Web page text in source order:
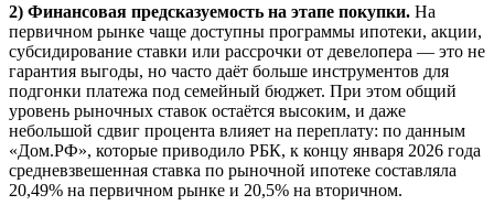
2) Финансовая предсказуемость на этапе покупки. На
первичном рынке чаще доступны программы ипотеки, акции,
субсидирование ставки или рассрочки от девелопера — это не
гарантия выгоды, но часто даёт больше инструментов для
подгонки платежа под семейный бюджет. При этом общий
уровень рыночных ставок остаётся высоким, и даже
небольшой сдвиг процента влияет на переплату: по данным
«Дом.РФ», которые приводило РБК, к концу января 2026 года
средневзвешенная ставка по рыночной ипотеке составляла
20,49% на первичном рынке и 20,5% на вторичном.